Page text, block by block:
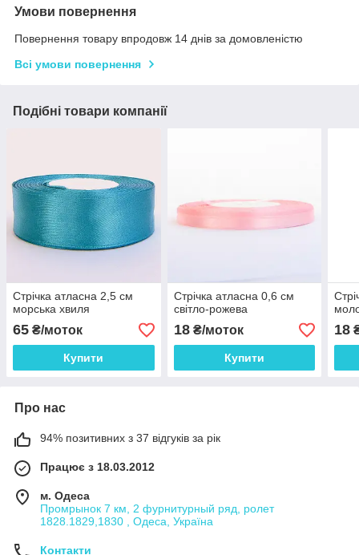
Умови повернення
Повернення товару впродовж 14 днів за домовленістю
Всі умови повернення
Подібні товари компанії
Стрічка атласна 2,5 см
морська хвиля
65 ₴/моток
Купити
Стрічка атласна 0,6 см
світло-рожева
18₴/моток
Купити
18
Про нас
94% позитивних з 37 відгуків за рік
Працює з 18.03.2012
м. Одеса
Промрынок 7 км, 2 фурнитурный ряд, ролет
1828.1829,1830 , Одеса, Україна
Контакти